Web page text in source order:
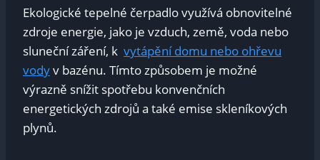
Ekologické tepelné čerpadlo využívá obnovitelné
zdroje ⁣energie, jako je vzduch, země, voda nebo
sluneční záření, k ‌ vytápění‍ domu nebo ohřevu
vody⁢v ⁢bazénu. Tímto způsobem je možné ​
výrazně snížit spotřebu konvenčních
energetických ​zdrojů‍ a také emise skleníkových‍
plynů.